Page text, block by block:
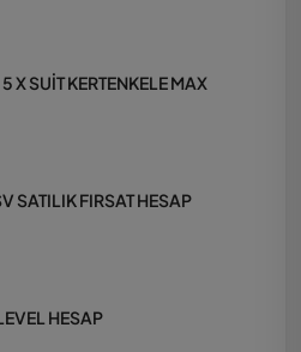
X SUİT KERTENKELE MAX
SATILIK FIRSAT HESAP
HESAP